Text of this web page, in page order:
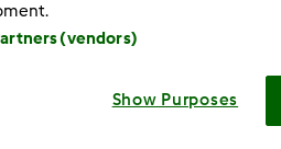
(vendors)
Show Purposes